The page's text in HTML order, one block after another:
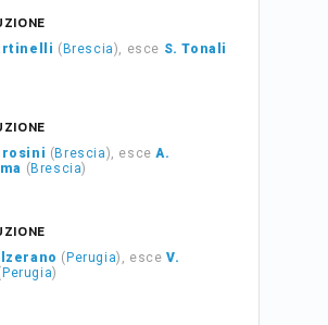
( Brescia), esce S. Tonali
( Brescia), esceA.
( Brescia)
( Perugia), esceV.
Perugia)